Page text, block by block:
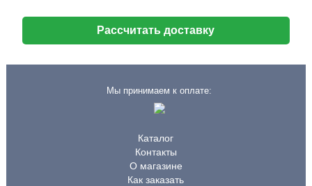
Рассчитать доставку
Мы принимаем к оплате:
Каталог
Контакты
О магазине
Как заказать